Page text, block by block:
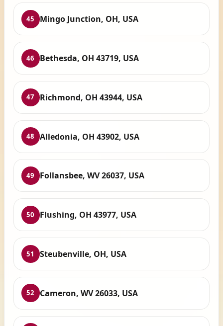
45 Mingo Junction, OH, USA
46 Bethesda, OH 43719, USA
47 Richmond, OH 43944, USA
48 Alledonia, OH 43902, USA
49 Follansbee, WV 26037, USA
50 Flushing, OH 43977, USA
51 Steubenville, OH, USA
52 Cameron, WV 26033, USA